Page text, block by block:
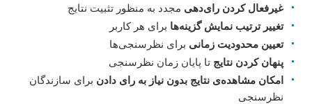
غیرفعال کردن رای‌دهی مجدد به منظور تثبیت نتایج
تغییر ترتیب نمایش گزینه‌ها برای هر کاربر
تعیین محدودیت زمانی برای نظرسنجی‌ها
پنهان کردن نتایج تا پایان زمان نظرسنجی
امکان مشاهده‌ی نتایج بدون نیاز به رای دادن برای سازندگان
نظرسنجی